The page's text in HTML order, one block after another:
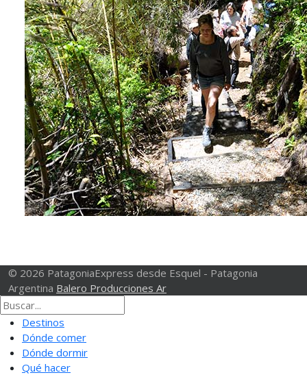
© 2026 PatagoniaExpress desde Esquel - Patagonia
Argentina Balero Producciones Ar
Destinos
Dónde comer
Dónde dormir
Qué hacer